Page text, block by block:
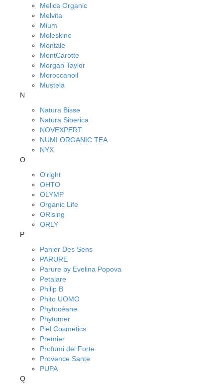
Melica Organic
Melvita
Mium
Moleskine
Montale
MontCarotte
Morgan Taylor
Moroccanoil
Mustela
N
Natura Bisse
Natura Siberica
NOVEXPERT
NUMI ORGANIC TEA
NYX
O
O'right
OHTO
OLYMP
Organic Life
ORising
ORLY
P
Panier Des Sens
PARURE
Parure by Evelina Popova
Petalare
Philip B
Phito UOMO
Phytocéane
Phytomer
Piel Cosmetics
Premier
Profumi del Forte
Provence Sante
PUPA
Q